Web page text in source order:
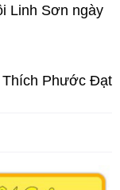
Linh Sơn ngày
Thích Phước Đạt